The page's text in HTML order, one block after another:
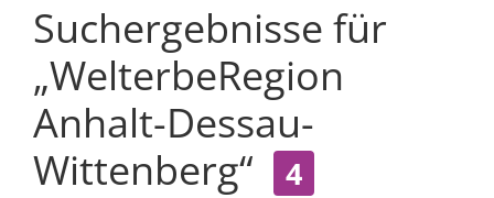
Suchergebnisse für
„WelterbeRegion
Anhalt-Dessau-
Wittenberg“
4